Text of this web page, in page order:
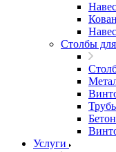
Столбы для
Услуги